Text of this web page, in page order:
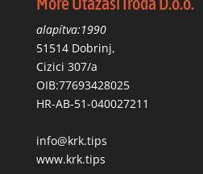
alapítva:1990
51514 Dobrinj,
Cizici 307/a
OIB:77693428025
HR-AB-51-040027211
info@krk.tips
www.krk.tips